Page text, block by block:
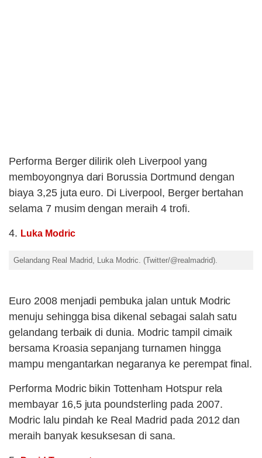
Performa Berger dilirik oleh Liverpool yang
memboyongnya dari Borussia Dortmund dengan
biaya 3,25 juta euro. Di Liverpool, Berger bertahan
selama 7 musim dengan meraih 4 trofi.
4. Luka Modric
Gelandang Real Madrid, Luka Modric. (Twitter/@realmadrid).
Euro 2008 menjadi pembuka jalan untuk Modric
menuju sehingga bisa dikenal sebagai salah satu
gelandang terbaik di dunia. Modric tampil cimaik
bersama Kroasia sepanjang turnamen hingga
mampu mengantarkan negaranya ke perempat final.
Performa Modric bikin Tottenham Hotspur rela
membayar 16,5 juta poundsterling pada 2007.
Modric lalu pindah ke Real Madrid pada 2012 dan
meraih banyak kesuksesan di sana.